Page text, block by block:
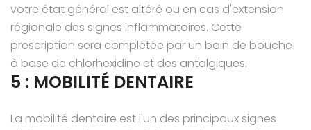
votre état général est altéré ou en cas d'extension
régionale des signes inflammatoires. Cette
prescription sera complétée par un bain de bouche
à base de chlorhexidine et des antalgiques.
5 : MOBILITÉ DENTAIRE
La mobilité dentaire est l'un des principaux signes